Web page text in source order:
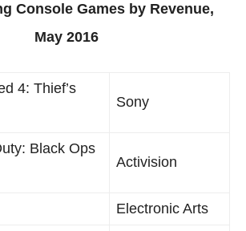
Console Games by Revenue,
May 2016
4: Thief’s
Sony
Black Ops
Activision
Electronic Arts